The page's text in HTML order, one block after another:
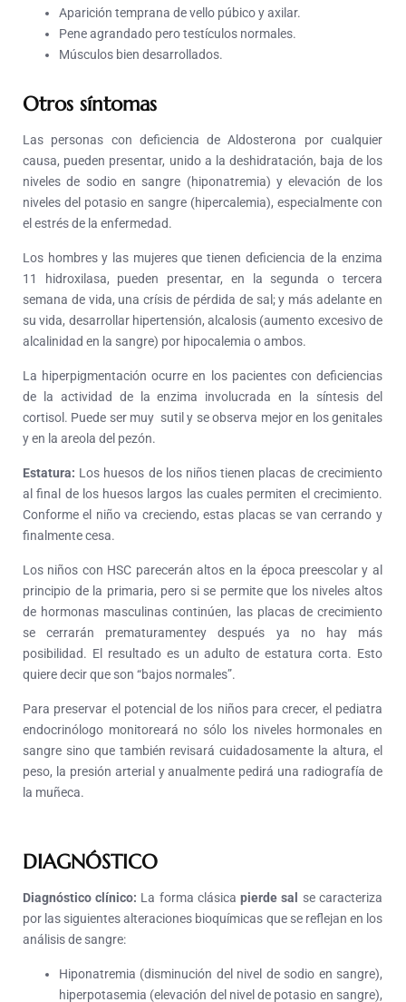
Aparición temprana de vello púbico y axilar.
Pene agrandado pero testículos normales.
Músculos bien desarrollados.
Otros síntomas
Las personas con deficiencia de Aldosterona por cualquier
causa, pueden presentar, unido a la deshidratación, baja de los
niveles de sodio en sangre (hiponatremia) y elevación de los
niveles del potasio en sangre (hipercalemia), especialmente con
el estrés de la enfermedad.
Los hombres y las mujeres que tienen deficiencia de la enzima
11 hidroxilasa, pueden presentar, en la segunda o tercera
semana de vida, una crísis de pérdida de sal; y más adelante en
su vida, desarrollar hipertensión, alcalosis (aumento excesivo de
alcalinidad en la sangre) por hipocalemia o ambos.
La hiperpigmentación ocurre en los pacientes con deficiencias
de la actividad de la enzima involucrada en la síntesis del
cortisol. Puede ser muy sutil y se observa mejor en los genitales
y en la areola del pezón.
Estatura: Los huesos de los niños tienen placas de crecimiento
al final de los huesos largos las cuales permiten el crecimiento.
Conforme el niño va creciendo, estas placas se van cerrando y
finalmente cesa.
Los niños con HSC parecerán altos en la época preescolar y al
principio de la primaria, pero si se permite que los niveles altos
de hormonas masculinas continúen, las placas de crecimiento
se cerrarán prematuramentey después ya no hay más
posibilidad. El resultado es un adulto de estatura corta. Esto
quiere decir que son “bajos normales”.
Para preservar el potencial de los niños para crecer, el pediatra
endocrinólogo monitoreará no sólo los niveles hormonales en
sangre sino que también revisará cuidadosamente la altura, el
peso, la presión arterial y anualmente pedirá una radiografía de
la muñeca.
DIAGNÓSTICO
Diagnóstico clínico: La forma clásicapierde sal
se caracteriza
por las siguientes alteraciones bioquímicas que se reflejan en los
análisis de sangre:
Hiponatremia (disminución del nivel de sodio en sangre),
hiperpotasemia (elevación del nivel de potasio en sangre),